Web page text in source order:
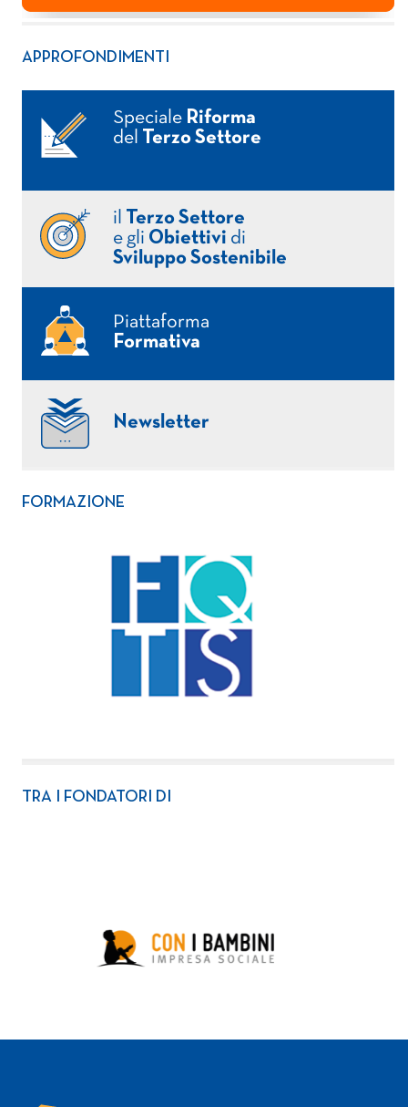
APPROFONDIMENTI
Speciale Riforma
del
Terzo Settore
il
Terzo Settore
e gli Obiettivi di
Sviluppo Sostenibile
Piattaforma
Formativa
Newsletter
FORMAZIONE
TRA I FONDATORI DI